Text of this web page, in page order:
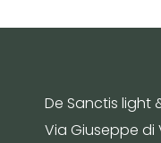
De Sanctis light
Via Giuseppe di